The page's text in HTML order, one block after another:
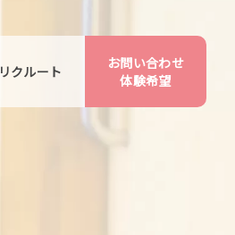
リクルート
お問い合わせ
体験希望